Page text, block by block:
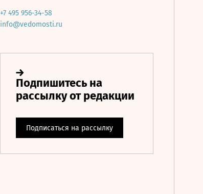
+7 495 956-34-58
info@vedomosti.ru